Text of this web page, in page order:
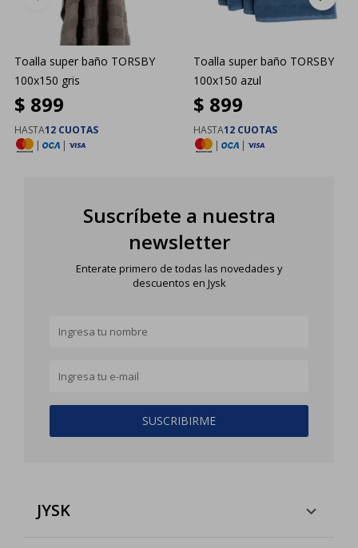
Toalla super baño TORSBY
100x150 gris
$ 899
HASTA12 CUOTAS
|
|
Toalla super baño TORSBY
100x150 azul
$ 899
HASTA12 CUOTAS
|
|
Suscríbete a nuestra
newsletter
Enterate primero de todas las novedades y
descuentos en Jysk
SUSCRIBIRME
JYSK